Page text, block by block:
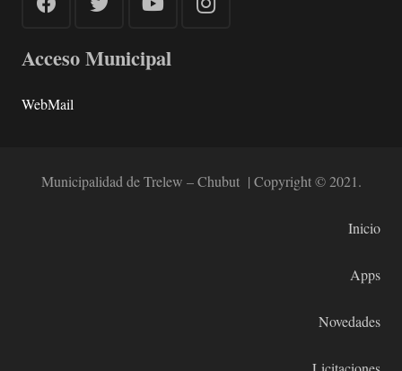
Acceso Municipal
WebMail
Municipalidad de Trelew – Chubut | Copyright © 2021.
Inicio
Apps
Novedades